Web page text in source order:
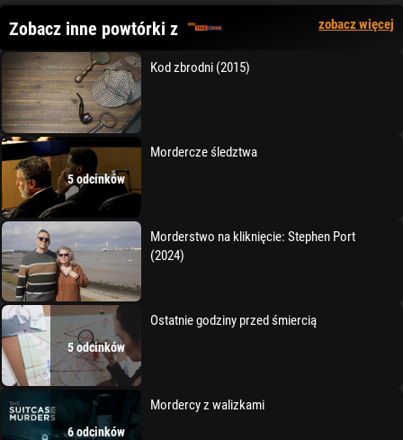
Zobacz inne powtórki z zobacz więcej
Kod zbrodni (2015)
5 odcinków
Mordercze śledztwa
Morderstwo na kliknięcie: Stephen Port
(2024)
5 odcinków
Ostatnie godziny przed śmiercią
6 odcinków
Mordercy z walizkami